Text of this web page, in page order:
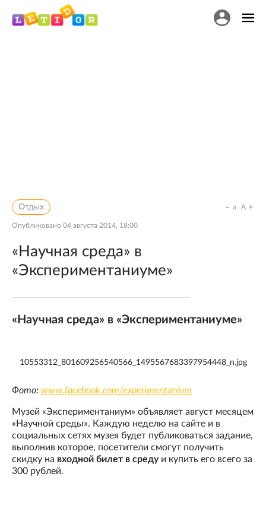
Отдых
Опубликовано 04 августа 2014, 18:00
a A
«Научная среда» в
«Экспериментаниуме»
«Научная среда» в «Экспериментаниуме»
10553312_801609256540566_1495567683397954448_n.jpg
Фото: www.facebook.com/experimentanium
Музей «Экспериментаниум» объявляет август месяцем
«Научной среды». Каждую неделю на сайте и в
социальных сетях музея будет публиковаться задание,
выполнив которое, посетители смогут получить
скидку на входной билет в средуи купить его всего за
300 рублей.